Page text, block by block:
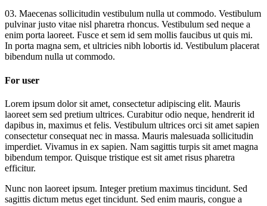
03. Maecenas sollicitudin vestibulum nulla ut commodo. Vestibulum
pulvinar justo vitae nisl pharetra rhoncus. Vestibulum sed neque a
enim porta laoreet. Fusce et sem id sem mollis faucibus ut quis mi.
In porta magna sem, et ultricies nibh lobortis id. Vestibulum placerat
bibendum nulla ut commodo.
For user
Lorem ipsum dolor sit amet, consectetur adipiscing elit. Mauris
laoreet sem sed pretium ultrices. Curabitur odio neque, hendrerit id
dapibus in, maximus et felis. Vestibulum ultrices orci sit amet sapien
consectetur consequat nec in massa. Mauris malesuada sollicitudin
imperdiet. Vivamus in ex sapien. Nam sagittis turpis sit amet magna
bibendum tempor. Quisque tristique est sit amet risus pharetra
efficitur.
Nunc non laoreet ipsum. Integer pretium maximus tincidunt. Sed
sagittis dictum metus eget tincidunt. Sed enim mauris, congue a